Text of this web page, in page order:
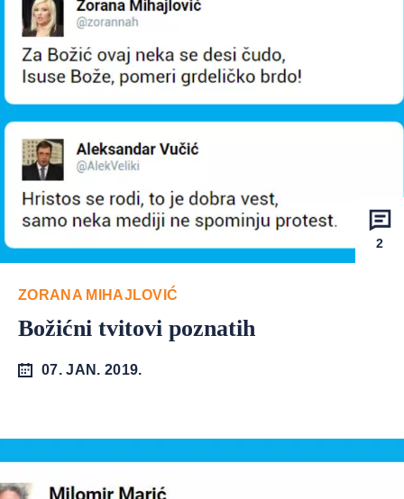
2
ZORANA MIHAJLOVIĆ
Božićni tvitovi poznatih
07. JAN. 2019.